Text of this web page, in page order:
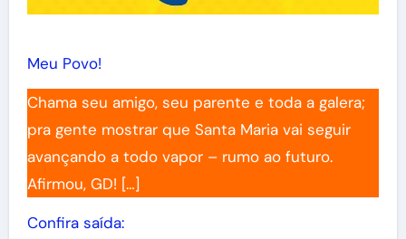
Meu Povo!
Chama seu amigo, seu parente e toda a galera;
pra gente mostrar que Santa Maria vai seguir
avançando a todo vapor – rumo ao futuro.
Afirmou, GD! […]
Confira saída: